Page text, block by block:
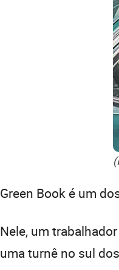
Green Book é um
Nele, um
uma turnê no sul